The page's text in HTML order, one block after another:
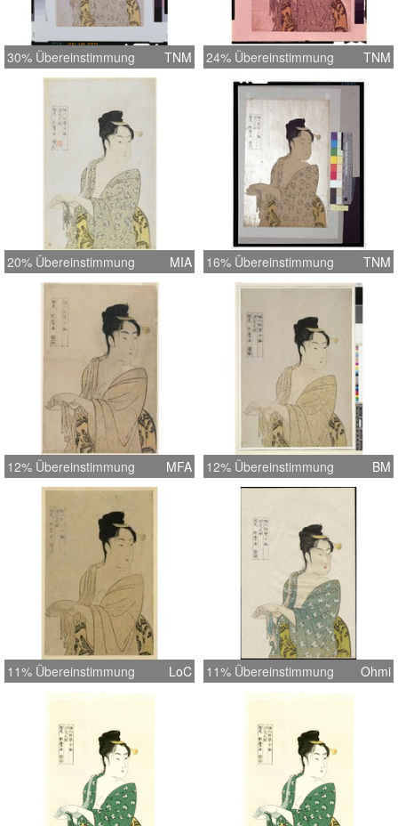
30% Übereinstimmung TNM 24% Übereinstimmung TNM
20% Übereinstimmung MIA 16% Übereinstimmung TNM
12% Übereinstimmung MFA 12% Übereinstimmung BM
11% Übereinstimmung LoC 11% Übereinstimmung Ohmi